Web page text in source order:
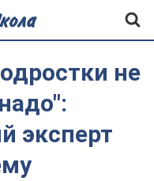
не
эксперт